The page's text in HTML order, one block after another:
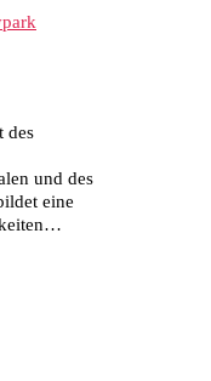
des
und des
eine